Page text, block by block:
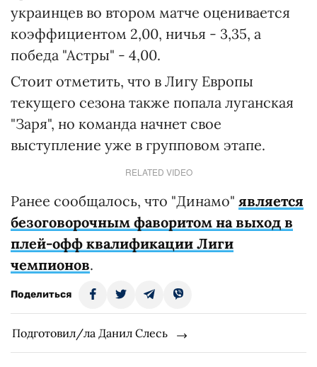
украинцев во втором матче оценивается
коэффициентом 2,00, ничья - 3,35, а
победа "Астры" - 4,00.
Стоит отметить, что в Лигу Европы
текущего сезона также попала луганская
"Заря", но команда начнет свое
выступление уже в групповом этапе.
RELATED VIDEO
Ранее сообщалось, что "Динамо" является
безоговорочным фаворитом на выход в
плей-офф квалификации Лиги
чемпионов.
Поделиться
Подготовил/ла Данил Слесь